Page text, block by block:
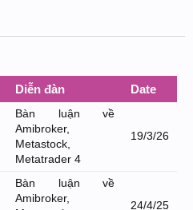
Diễn đàn Date
Bàn luận về
Amibroker,
Metastock,
Metatrader 4
19/3/26
Bàn luận về
Amibroker,
24/4/25